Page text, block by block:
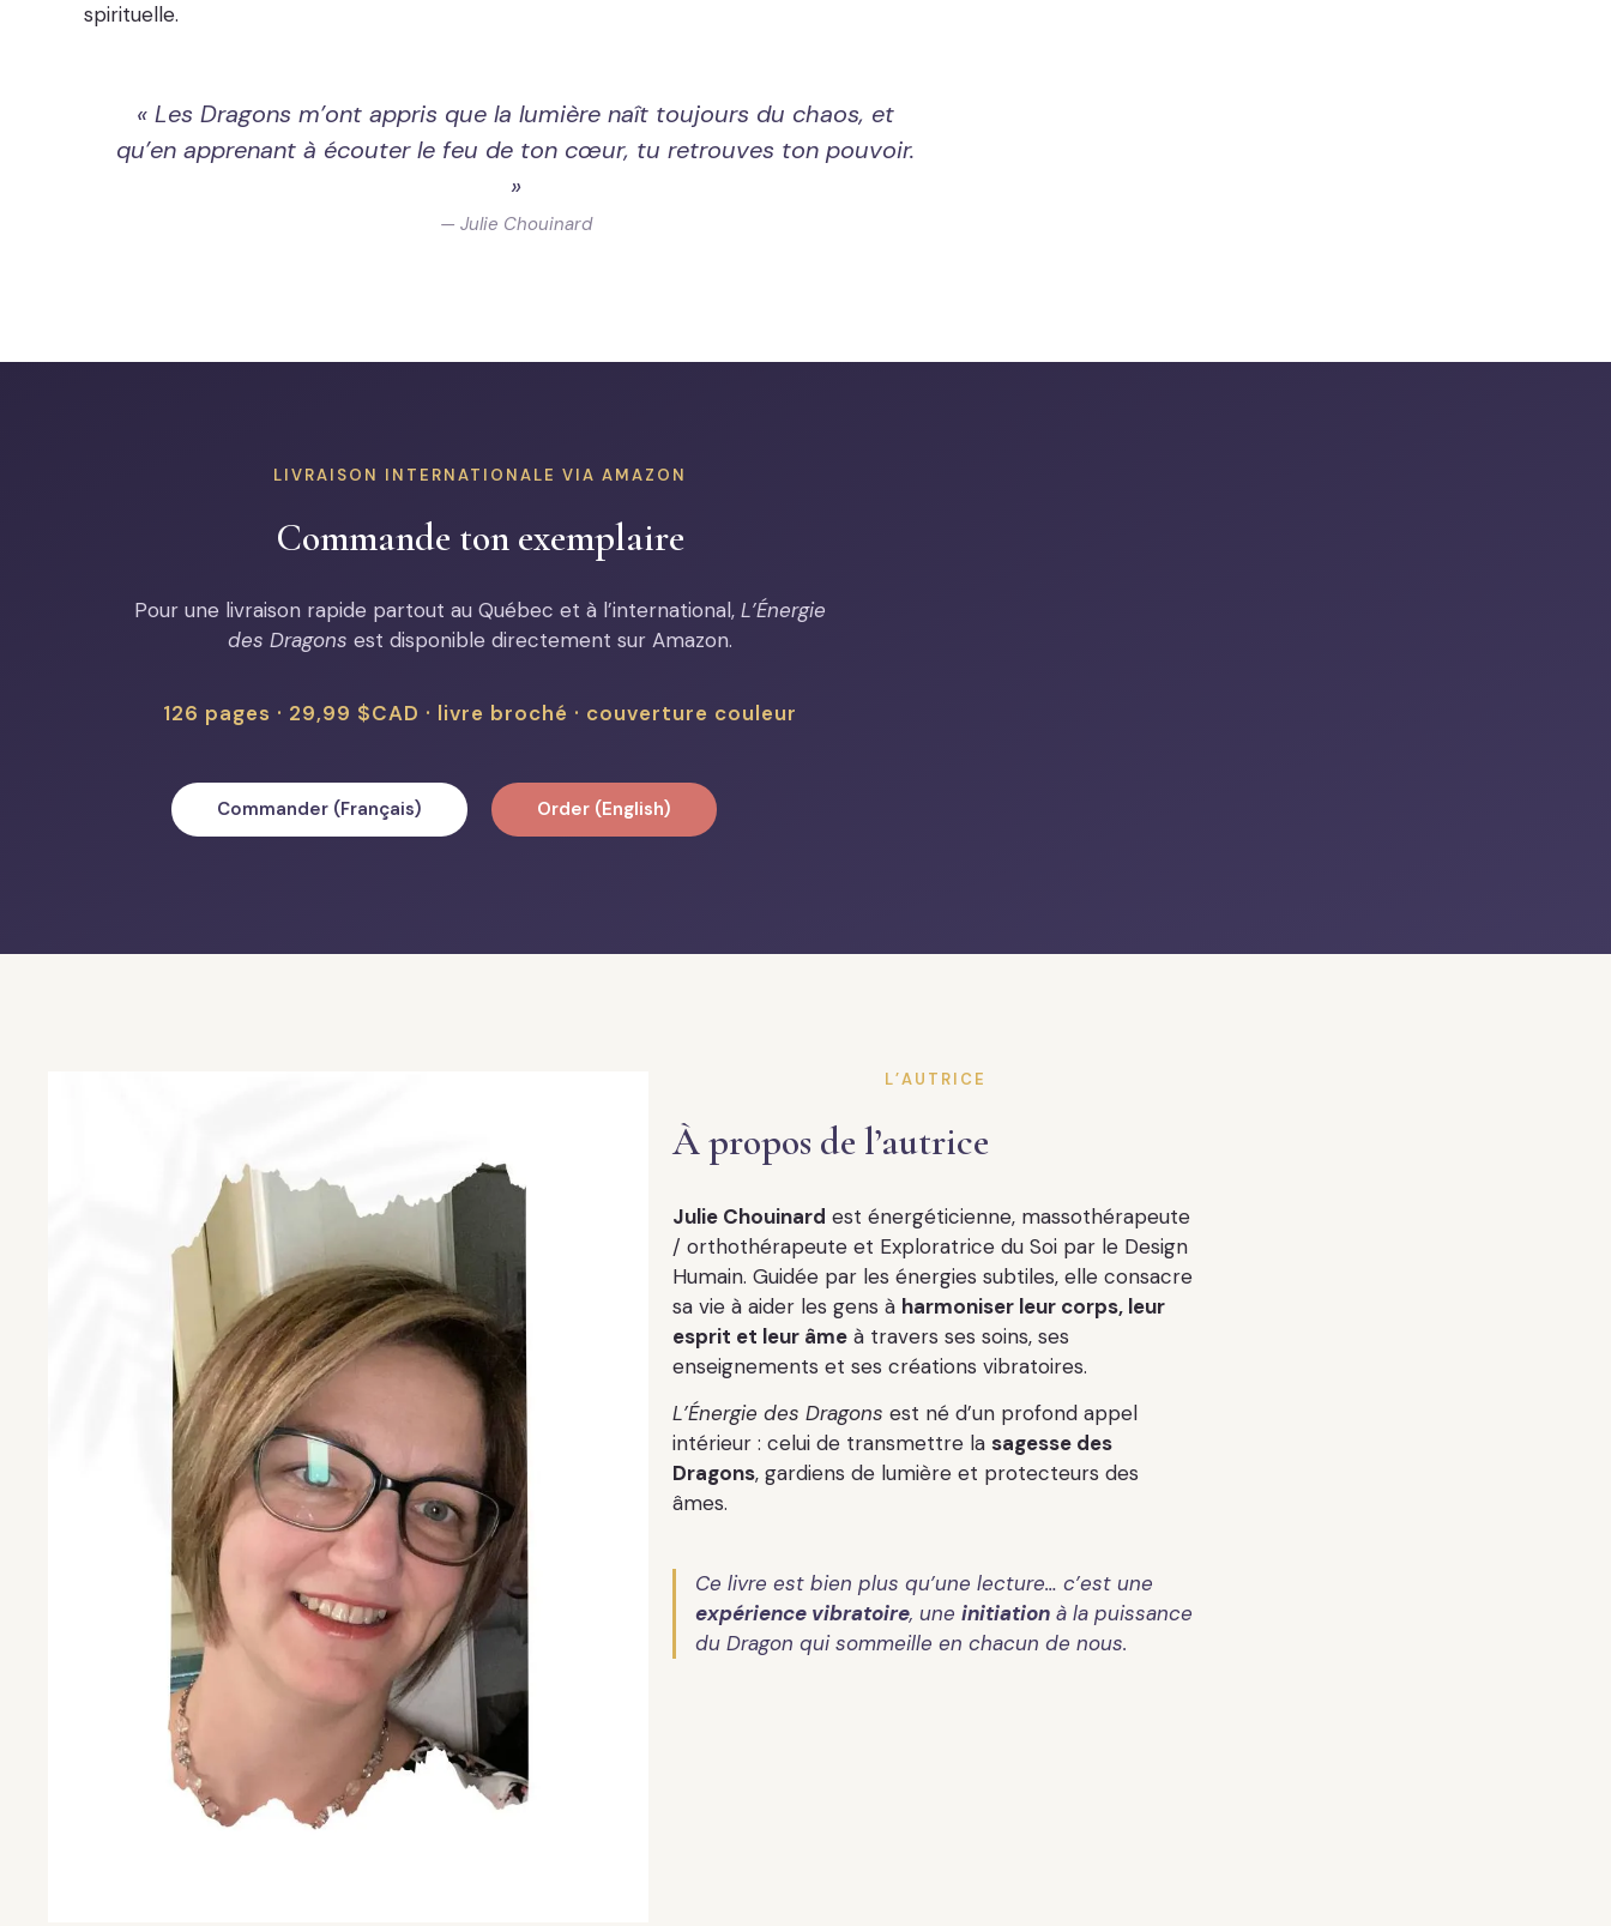
spirituelle.
« Les Dragons m’ont appris que la lumière naît toujours du chaos, et
qu’en apprenant à écouter le feu de ton cœur, tu retrouves ton pouvoir.
»
— Julie Chouinard
LIVRAISON INTERNATIONALE VIA AMAZON
Commande ton exemplaire
Pour une livraison rapide partout au Québec et à l’international, L’Énergie
des Dragons est disponible directement sur Amazon.
126 pages · 29,99 $CAD · livre broché · couverture couleur
Commander (Français) Order (English)
L’AUTRICE
À propos de l’autrice
Julie Chouinard est énergéticienne, massothérapeute
/ orthothérapeute et Exploratrice du Soi par le Design
Humain. Guidée par les énergies subtiles, elle consacre
sa vie à aider les gens à harmoniser leur corps, leur
esprit et leur âme à travers ses soins, ses
enseignements et ses créations vibratoires.
L’Énergie des Dragons est né d’un profond appel
intérieur : celui de transmettre lasagesse des
Dragons, gardiens de lumière et protecteurs des
âmes.
Ce livre est bien plus qu’une lecture… c’est une
expérience vibratoire, uneinitiation à la puissance
du Dragon qui sommeille en chacun de nous.